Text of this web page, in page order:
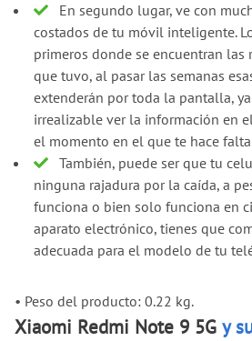
En segundo lugar, ve con
costados de tu móvil inteligente.
primeros donde se encuentran las
que tuvo, al pasar las semanas
extenderán por toda la pantalla,
irrealizable ver la información en
el momento en el que te hace
También, puede ser que tu
ninguna rajadura por la caída, a
funciona o bien solo funciona en
aparato electrónico, tienes que
adecuada para el modelo de tu
• Peso del producto: 0.22 kg.
Xiaomi Redmi Note 9 5G y